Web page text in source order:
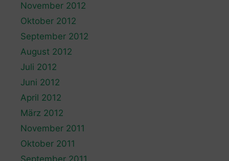
November 2012
Oktober 2012
September 2012
August 2012
Juli 2012
Juni 2012
April 2012
März 2012
November 2011
Oktober 2011